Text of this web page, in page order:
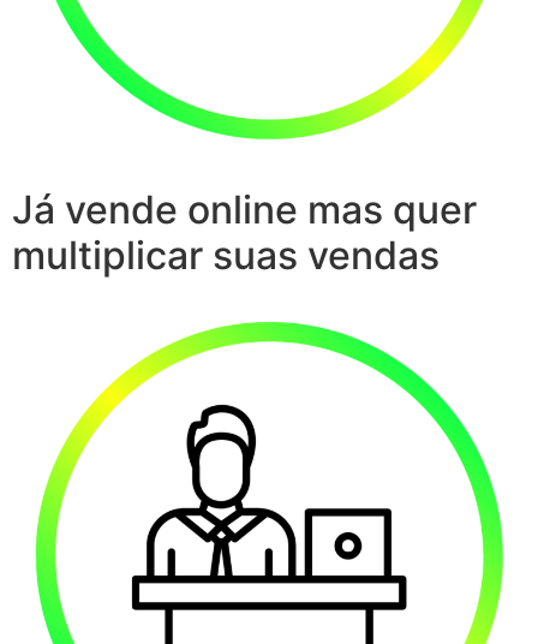
Já vende online mas quer
multiplicar suas vendas